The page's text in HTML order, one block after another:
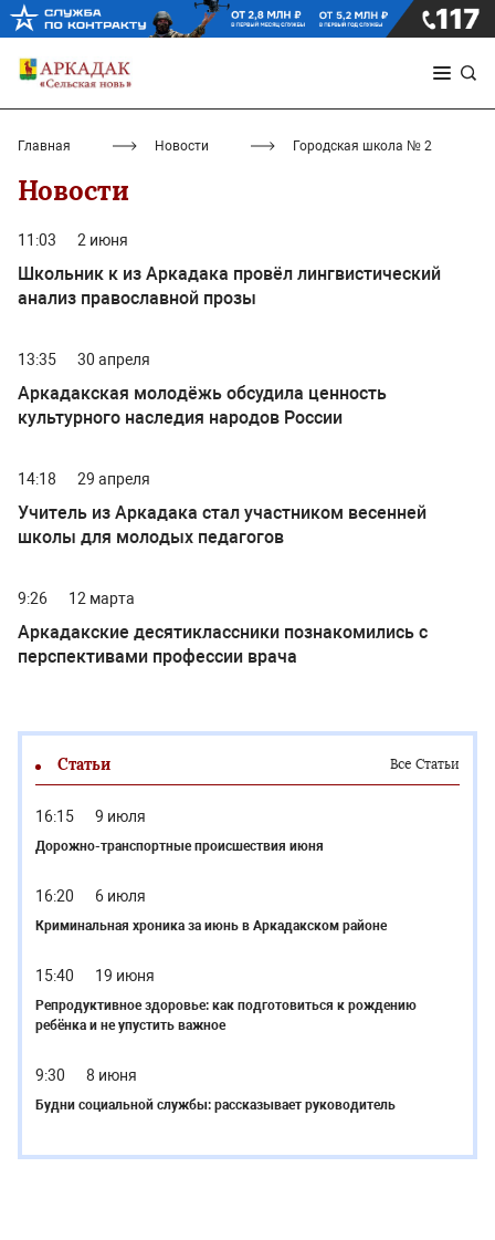
Главная Новости Городская школа № 2
Новости
11:03 2 июня
Школьник к из Аркадака провёл лингвистический
анализ православной прозы
13:35 30 апреля
Аркадакская молодёжь обсудила ценность
культурного наследия народов России
14:18 29 апреля
Учитель из Аркадака стал участником весенней
школы для молодых педагогов
9:26 12 марта
Аркадакские десятиклассники познакомились с
перспективами профессии врача
Статьи Все Статьи
16:15 9 июля
Дорожно-транспортные происшествия июня
16:20 6 июля
Криминальная хроника за июнь в Аркадакском районе
15:40 19 июня
Репродуктивное здоровье: как подготовиться к рождению
ребёнка и не упустить важное
9:30 8 июня
Будни социальной службы: рассказывает руководитель